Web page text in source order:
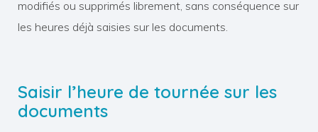
modifiés ou supprimés librement, sans conséquence sur
les heures déjà saisies sur les documents.
Saisir l’heure de tournée sur les
documents